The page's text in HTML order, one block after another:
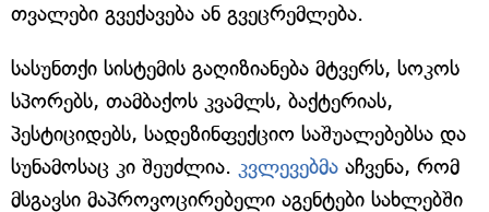
თვალები გვექავება ან გვეცრემლება.
სასუნთქი სისტემის გაღიზიანება მტვერს, სოკოს
სპორებს, თამბაქოს კვამლს, ბაქტერიას,
პესტიციდებს, სადეზინფექციო საშუალებებსა და
სუნამოსაც კი შეუძლია. კვლევებმა აჩვენა, რომ
მსგავსი მაპროვოცირებელი აგენტები სახლებში